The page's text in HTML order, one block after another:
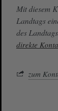
Mit diesem
Landtags
des
direkte
zum